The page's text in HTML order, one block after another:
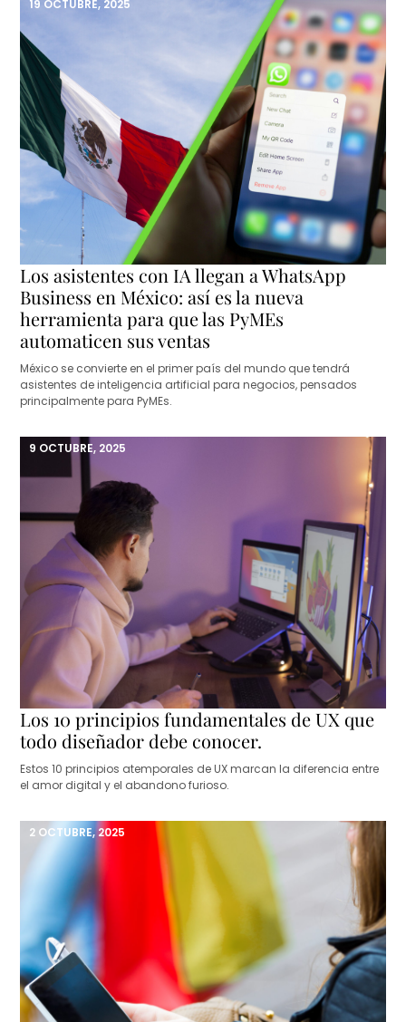
19 OCTUBRE, 2025
Los asistentes con IA llegan a WhatsApp
Business en México: así es la nueva
herramienta para que las PyMEs
automaticen sus ventas
México se convierte en el primer país del mundo que tendrá
asistentes de inteligencia artificial para negocios, pensados
principalmente para PyMEs.
9 OCTUBRE, 2025
Los 10 principios fundamentales de UX que
todo diseñador debe conocer.
Estos 10 principios atemporales de UX marcan la diferencia entre
el amor digital y el abandono furioso.
2 OCTUBRE, 2025